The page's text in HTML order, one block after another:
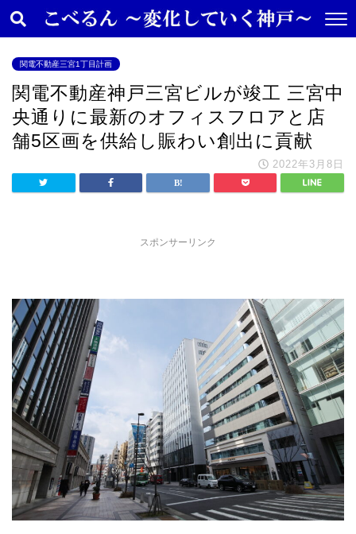
関電不動産三宮1丁目計画
関電不動産神戸三宮ビルが竣工 三宮中
央通りに最新のオフィスフロアと店
舗5区画を供給し賑わい創出に貢献
2022年3月8日
スポンサーリンク